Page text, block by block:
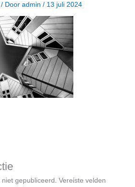
/ Dooradmin/ 13 juli 2024
gepubliceerd. Vereiste velden